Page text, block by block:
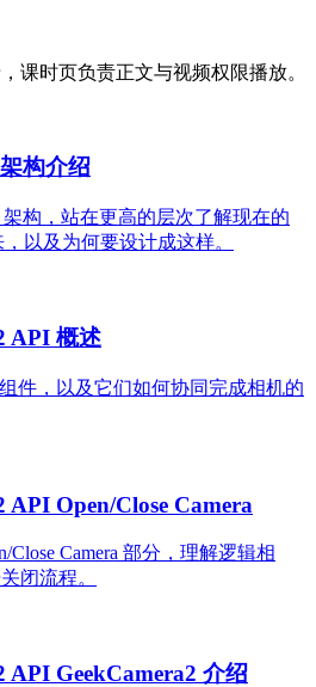
课时页负责正文与视频权限播放。
构介绍
架构，站在更高的层次了解现在的
以及为何要设计成这样。
API 概述
件，以及它们如何协同完成相机的
Open/Close Camera
Close Camera 部分，理解逻辑相
闭流程。
API GeekCamera2 介绍